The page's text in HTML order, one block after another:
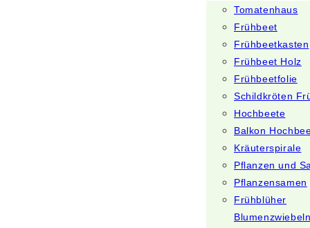
Tomatenhaus
Frühbeet
Frühbeetkasten
Frühbeet Holz
Frühbeetfolie
Schildkröten
Hochbeete
Balkon
Kräuterspirale
Pflanzen und
Pflanzensamen
Frühblüher
Blumenzwiebeln